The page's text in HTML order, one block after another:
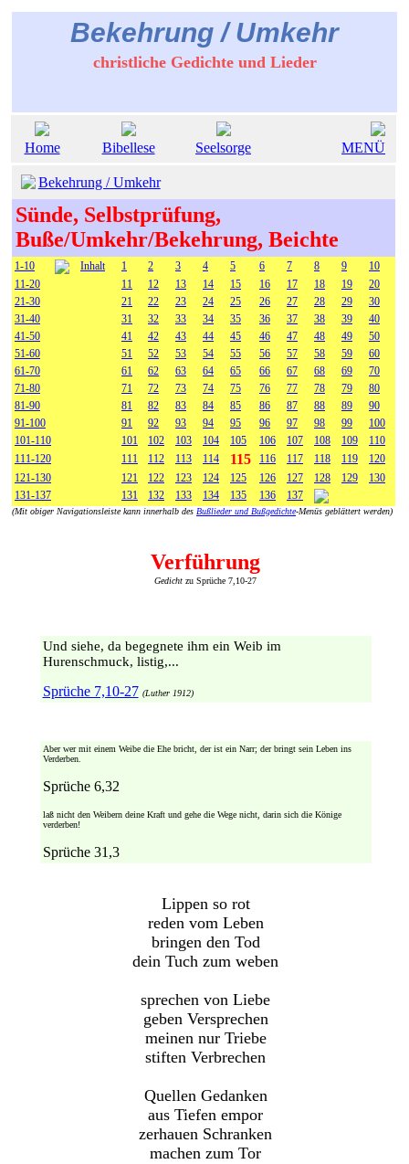
Bekehrung / Umkehr
christliche Gedichte und Lieder
Home Bibellese Seelsorge MENÜ
Bekehrung / Umkehr
Sünde, Selbstprüfung,
Buße/Umkehr/Bekehrung, Beichte
1-10 Inhalt 1 2 3 4 5 6 7 8 9
10
11-20
11 12 13 14 15 16 17 18 19
20
21-30
21 22 23 24 25 26 27 28 29
30
31-40
31 32 33 34 35 36 37 38 39
40
41-50
41 42 43 44 45 46 47 48 49
50
51-60
51 52 53 54 55 56 57 58 59
60
61-70
61 62 63 64 65 66 67 68 69
70
71-80
71 72 73 74 75 76 77 78 79
80
81-90
81 82 83 84 85 86 87 88 89
90
91-100
91 92 93 94 95 96 97 98 99
100
101-110
101 102 103 104 105 106 107 108 109
110
111-120
111 112 113 114 115 116 117 118 119
120
121-130
121 122 123 124 125 126 127 128 129
130
131-137
131 132 133 134 135 136 137
(Mit obiger Navigationsleiste kann innerhalb des Bußlieder und Bußgedichte-Menüs geblättert werden)
Verführung
Gedicht zu Sprüche 7,10-27
Und siehe, da begegnete ihm ein Weib im
Hurenschmuck, listig,...
Sprüche 7,10-27 (Luther 1912)
Aber wer mit einem Weibe die Ehe bricht, der ist ein Narr; der bringt sein Leben ins
Verderben.
Sprüche 6,32
laß nicht den Weibern deine Kraft und gehe die Wege nicht, darin sich die Könige
verderben!
Sprüche 31,3
Lippen so rot
reden vom Leben
bringen den Tod
dein Tuch zum weben
sprechen von Liebe
geben Versprechen
meinen nur Triebe
stiften Verbrechen
Quellen Gedanken
aus Tiefen empor
zerhauen Schranken
machen zum Tor